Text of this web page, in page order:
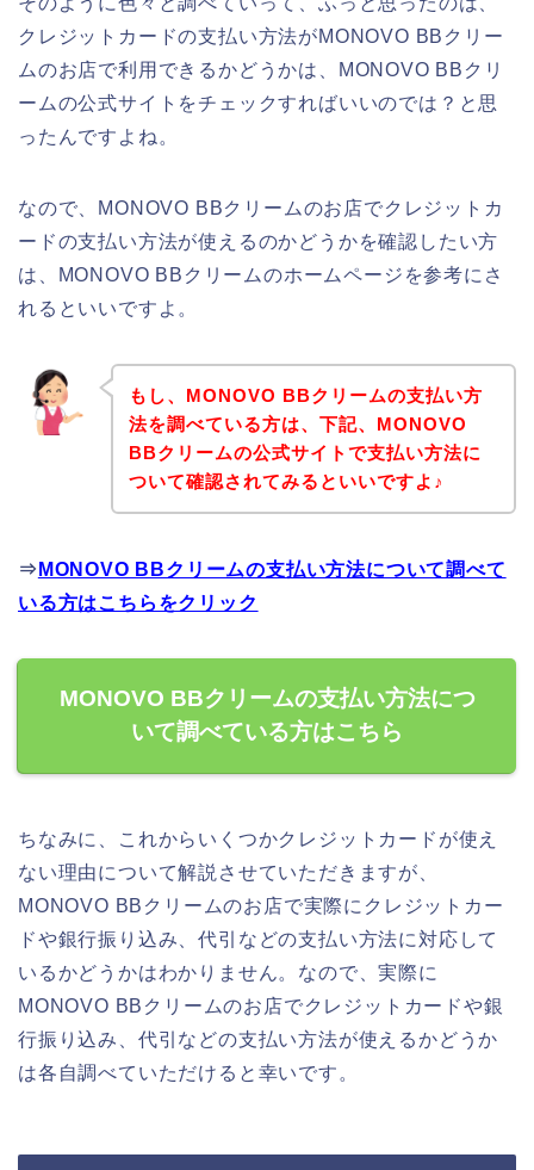
クレジットカードの支払い方法がMONOVO BBクリー
ムのお店で利用できるかどうかは、MONOVO BBクリ
ームの公式サイトをチェックすればいいのでは？と思
ったんですよね。
なので、MONOVO BBクリームのお店でクレジットカ
ードの支払い方法が使えるのかどうかを確認したい方
は、MONOVO BBクリームのホームページを参考にさ
れるといいですよ。
もし、MONOVO BBクリームの支払い方
法を調べている方は、下記、MONOVO
BBクリームの公式サイトで支払い方法に
ついて確認されてみるといいですよ♪
⇒ MONOVO BBクリームの支払い方法について調べて
いる方はこちらをクリック
MONOVO BBクリームの支払い方法につ
いて調べている方はこちら
ちなみに、これからいくつかクレジットカードが使え
ない理由について解説させていただきますが、
MONOVO BBクリームのお店で実際にクレジットカー
ドや銀行振り込み、代引などの支払い方法に対応して
いるかどうかはわかりません。なので、実際に
MONOVO BBクリームのお店でクレジットカードや銀
行振り込み、代引などの支払い方法が使えるかどうか
は各自調べていただけると幸いです。